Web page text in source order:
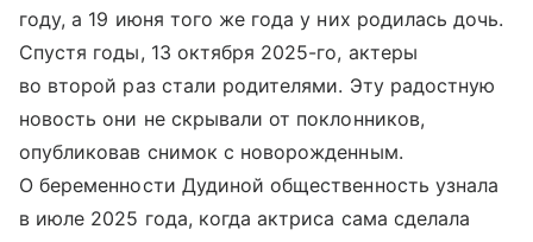
году, а 19 июня того же года у них родилась дочь.
Спустя годы, 13 октября 2025-го, актеры
во второй раз стали родителями. Эту радостную
новость они не скрывали от поклонников,
опубликовав снимок с новорожденным.
О беременности Дудиной общественность узнала
в июле 2025 года, когда актриса сама сделала